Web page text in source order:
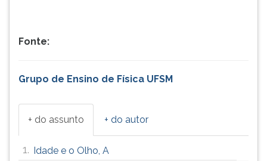
Fonte:
Grupo de Ensino de Física UFSM
+ do assunto + do autor
1. Idade e o Olho, A